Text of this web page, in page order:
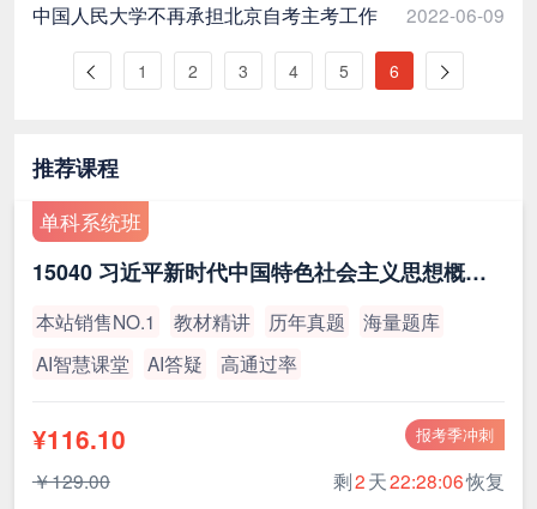
中国人民大学不再承担北京自考主考工作 2022-06-09
1 2 3 4 5 6
推荐课程
单科系统班
15040 习近平新时代中国特色社会主义思想概论（最新版）
本站销售NO.1 教材精讲 历年真题
海量题库
AI智慧课堂
AI答疑 高通过率
报考季冲刺
¥116.10
￥129.00 剩2天22:28:05恢复